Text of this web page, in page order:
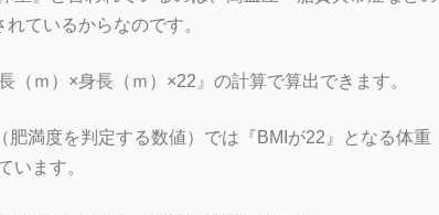
ているからなのです。
（ｍ）×身長（ｍ）×22』の計算で算出できます。
肥満度を判定する数値）では『BMIが22』となる体重
います。